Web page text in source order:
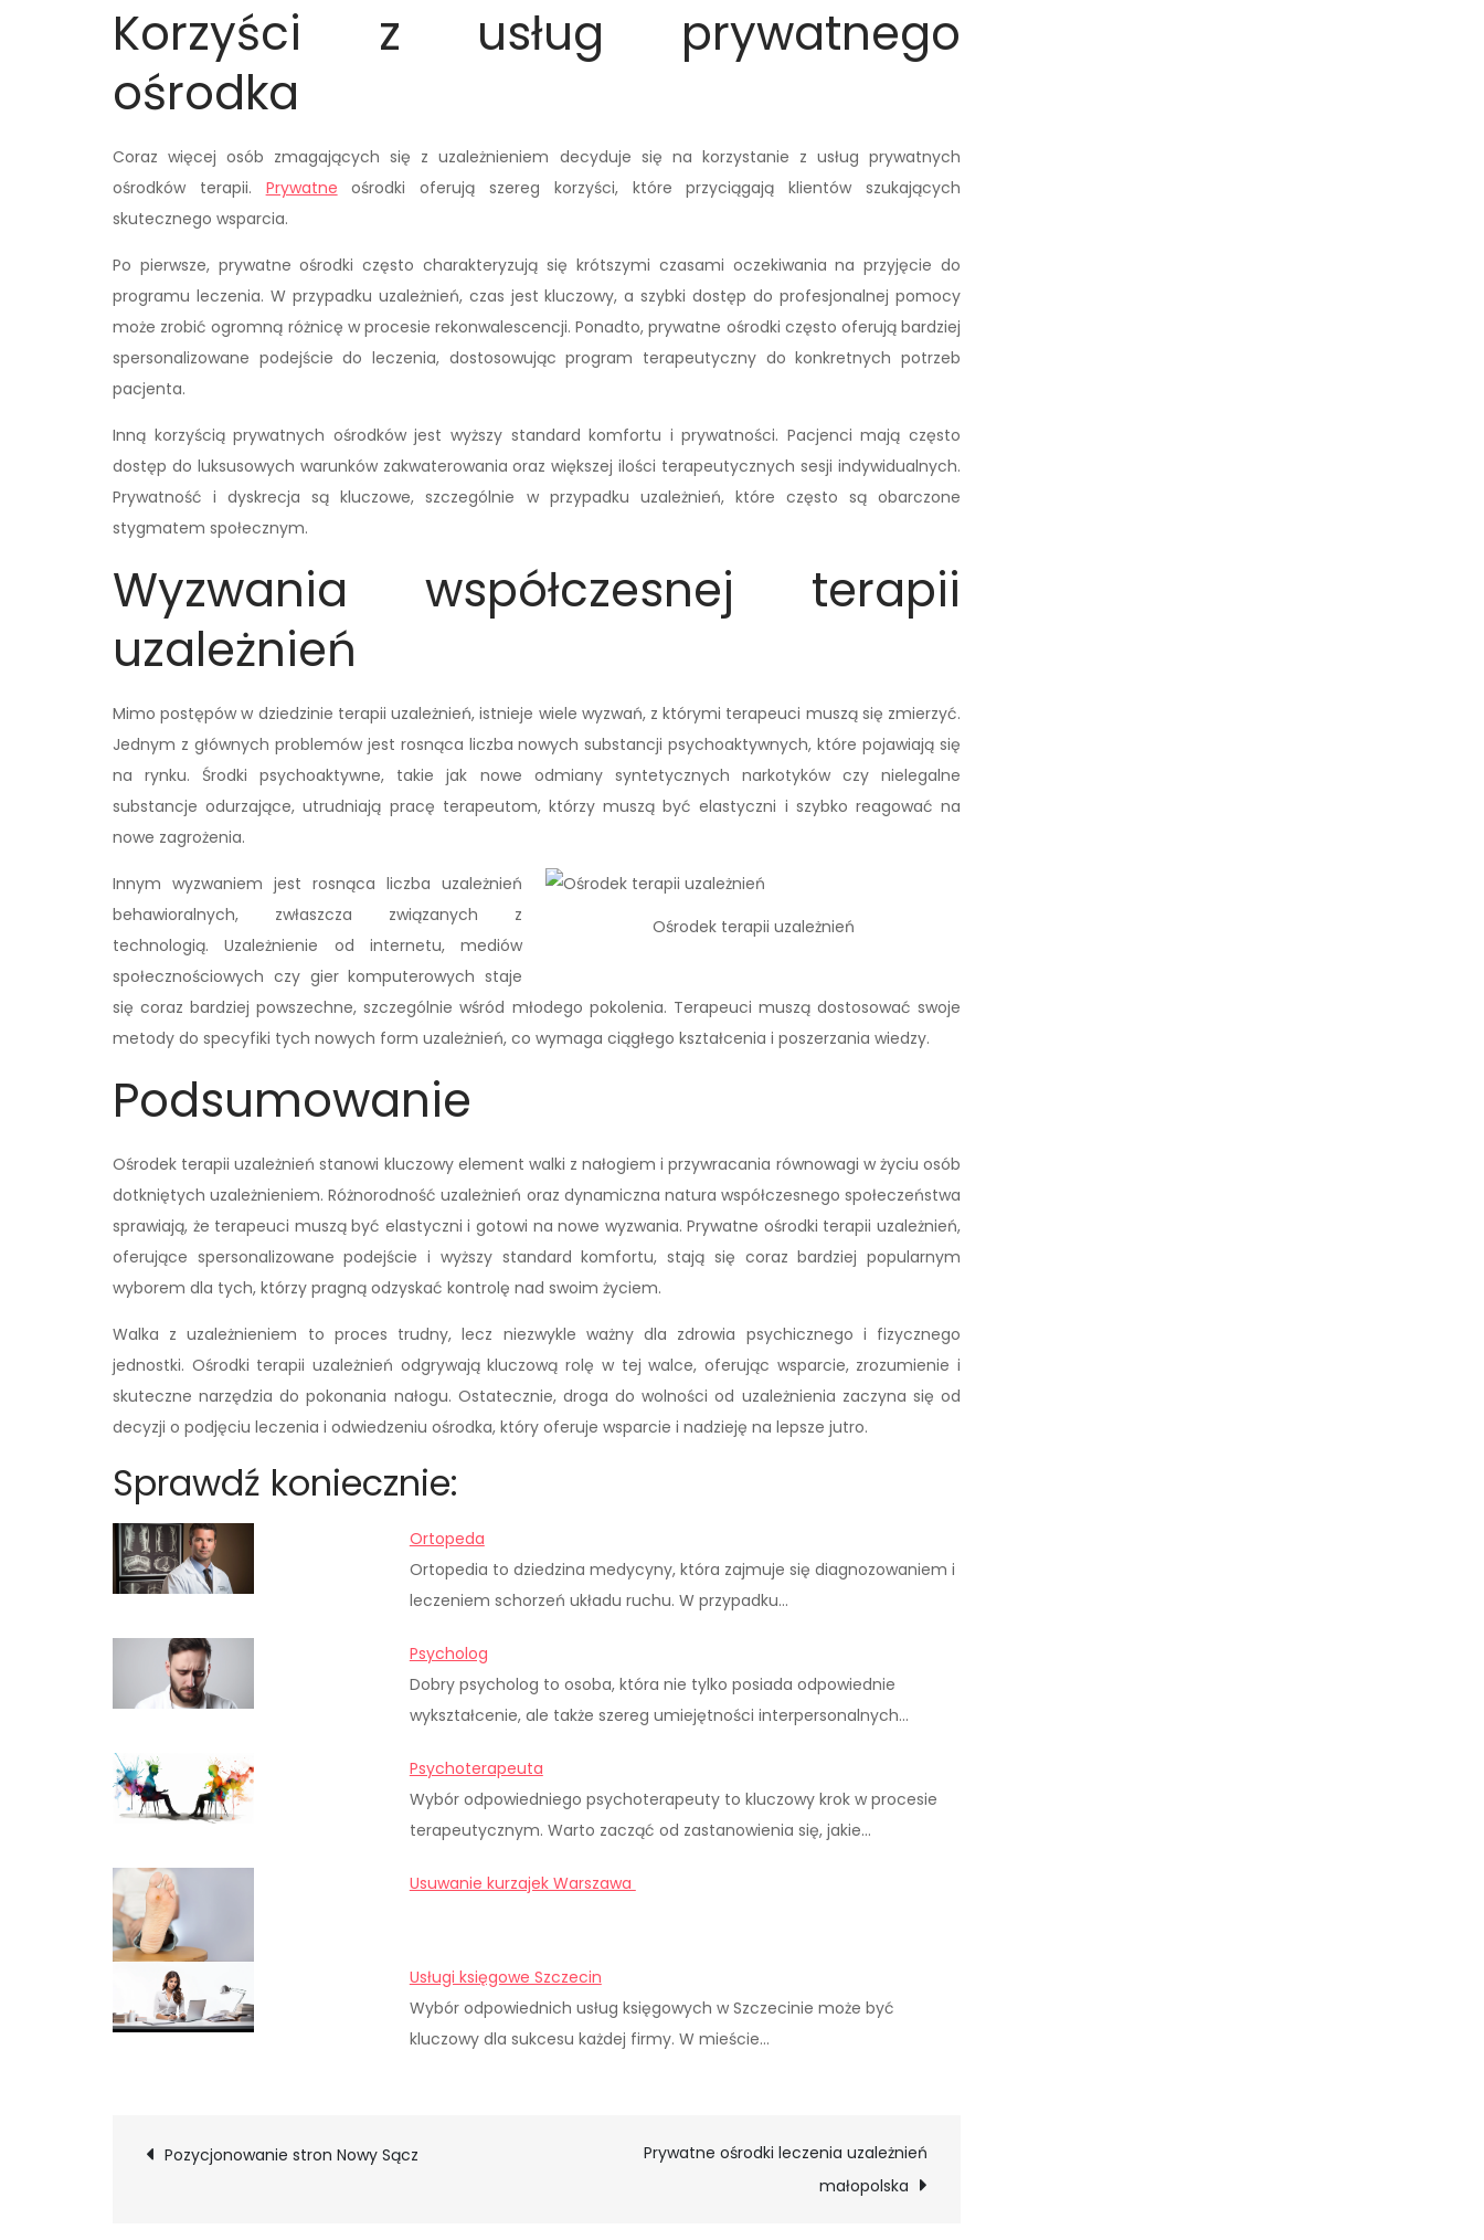
Korzyści z usług prywatnego
ośrodka
Coraz więcej osób zmagających się z uzależnieniem decyduje się na korzystanie z usług prywatnych
ośrodków terapii. Prywatne ośrodki oferują szereg korzyści, które przyciągają klientów szukających
skutecznego wsparcia.
Po pierwsze, prywatne ośrodki często charakteryzują się krótszymi czasami oczekiwania na przyjęcie do
programu leczenia. W przypadku uzależnień, czas jest kluczowy, a szybki dostęp do profesjonalnej pomocy
może zrobić ogromną różnicę w procesie rekonwalescencji. Ponadto, prywatne ośrodki często oferują bardziej
spersonalizowane podejście do leczenia, dostosowując program terapeutyczny do konkretnych potrzeb
pacjenta.
Inną korzyścią prywatnych ośrodków jest wyższy standard komfortu i prywatności. Pacjenci mają często
dostęp do luksusowych warunków zakwaterowania oraz większej ilości terapeutycznych sesji indywidualnych.
Prywatność i dyskrecja są kluczowe, szczególnie w przypadku uzależnień, które często są obarczone
stygmatem społecznym.
Wyzwania współczesnej terapii
uzależnień
Mimo postępów w dziedzinie terapii uzależnień, istnieje wiele wyzwań, z którymi terapeuci muszą się zmierzyć.
Jednym z głównych problemów jest rosnąca liczba nowych substancji psychoaktywnych, które pojawiają się
na rynku. Środki psychoaktywne, takie jak nowe odmiany syntetycznych narkotyków czy nielegalne
substancje odurzające, utrudniają pracę terapeutom, którzy muszą być elastyczni i szybko reagować na
nowe zagrożenia.
Ośrodek terapii uzależnień
Innym wyzwaniem jest rosnąca liczba uzależnień
behawioralnych, zwłaszcza związanych z
technologią. Uzależnienie od internetu, mediów
społecznościowych czy gier komputerowych staje
się coraz bardziej powszechne, szczególnie wśród młodego pokolenia. Terapeuci muszą dostosować swoje
metody do specyfiki tych nowych form uzależnień, co wymaga ciągłego kształcenia i poszerzania wiedzy.
Podsumowanie
Ośrodek terapii uzależnień stanowi kluczowy element walki z nałogiem i przywracania równowagi w życiu osób
dotkniętych uzależnieniem. Różnorodność uzależnień oraz dynamiczna natura współczesnego społeczeństwa
sprawiają, że terapeuci muszą być elastyczni i gotowi na nowe wyzwania. Prywatne ośrodki terapii uzależnień,
oferujące spersonalizowane podejście i wyższy standard komfortu, stają się coraz bardziej popularnym
wyborem dla tych, którzy pragną odzyskać kontrolę nad swoim życiem.
Walka z uzależnieniem to proces trudny, lecz niezwykle ważny dla zdrowia psychicznego i fizycznego
jednostki. Ośrodki terapii uzależnień odgrywają kluczową rolę w tej walce, oferując wsparcie, zrozumienie i
skuteczne narzędzia do pokonania nałogu. Ostatecznie, droga do wolności od uzależnienia zaczyna się od
decyzji o podjęciu leczenia i odwiedzeniu ośrodka, który oferuje wsparcie i nadzieję na lepsze jutro.
Sprawdź koniecznie:
Ortopeda
Ortopedia to dziedzina medycyny, która zajmuje się diagnozowaniem i
leczeniem schorzeń układu ruchu. W przypadku…
Psycholog
Dobry psycholog to osoba, która nie tylko posiada odpowiednie
wykształcenie, ale także szereg umiejętności interpersonalnych…
Psychoterapeuta
Wybór odpowiedniego psychoterapeuty to kluczowy krok w procesie
terapeutycznym. Warto zacząć od zastanowienia się, jakie…
Usuwanie kurzajek Warszawa
Usługi księgowe Szczecin
Wybór odpowiednich usług księgowych w Szczecinie może być
kluczowy dla sukcesu każdej firmy. W mieście…
Nawigacja
Pozycjonowanie stron Nowy Sącz
Prywatne ośrodki leczenia uzależnień
małopolska